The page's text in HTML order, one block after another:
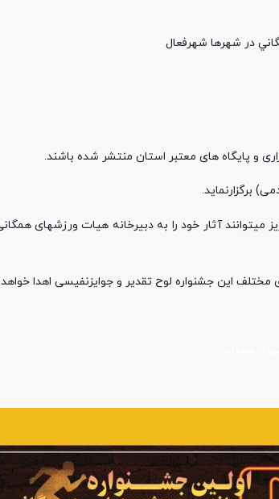
در شهرها شهرفعال
و پایگاه های معتبر استان منتشر شده باشند.
برگزارنماید.
مختلف این جشنواره لوح تقدیر و جوایزنفیسی اهدا